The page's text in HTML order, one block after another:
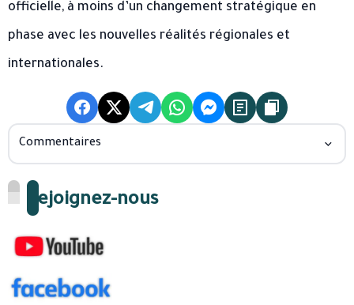
officielle, à moins d’un changement stratégique en
phase avec les nouvelles réalités régionales et
internationales.
Commentaires
Rejoignez-nous